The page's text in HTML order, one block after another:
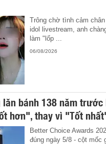
Trông chờ tình cảm
idol livestream, anh
làm "lốp ...
06/08/2026
lăn bánh 138 năm
hơn", thay vì "Tốt
Better Choice Awards
đúng ngày 5/8 - cột mốc